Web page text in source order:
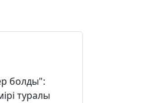
болды":
туралы